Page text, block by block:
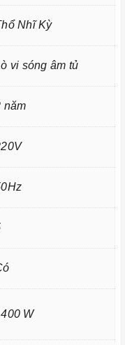
độ vi sóng chế độ
phép thực hiện kết
(7 phút)
Lò vi sóng
là một trong những
của người nội trợ,
của mỗi gia đình
năng động và luôn
vừa phải làm nhiều
ăn của gia đình
Lò vi sóng
Nhĩ Kỳ
vi sóng âm tủ
năm
W